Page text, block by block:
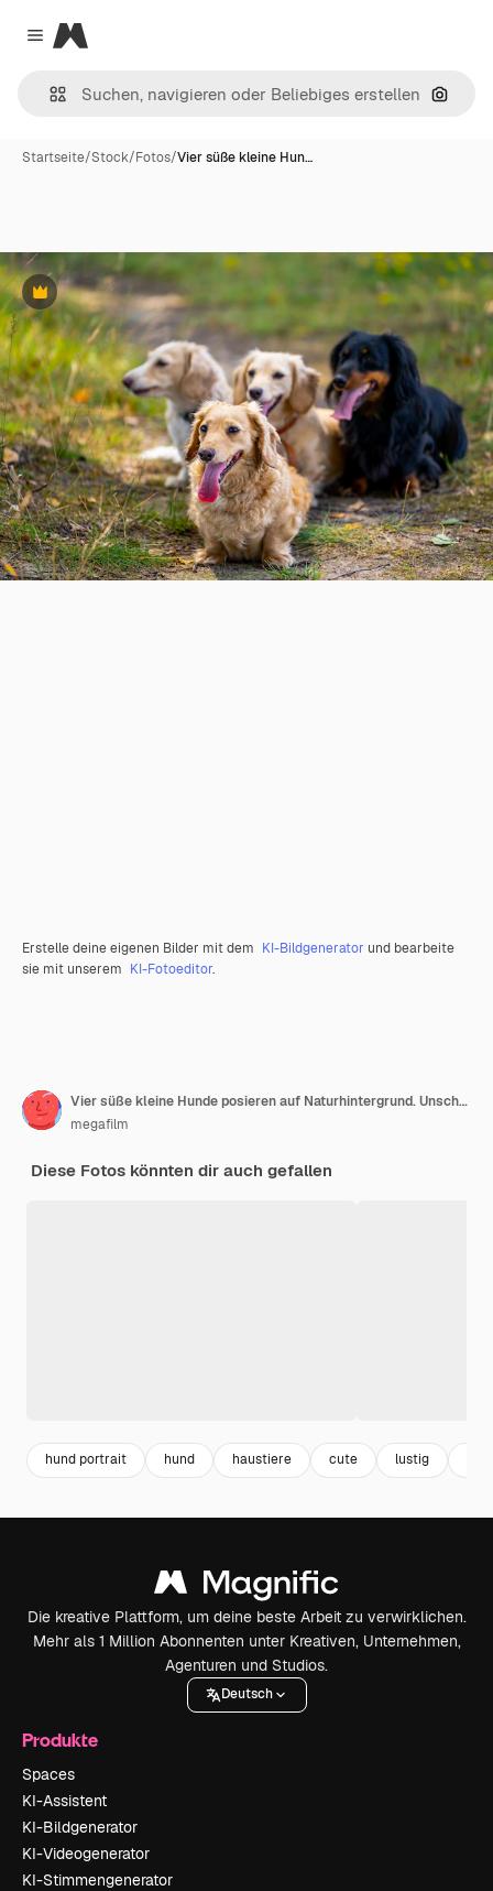
Close menu
Magnific
Nach
Startseite/Stock/Fotos/Vier süße kleine Hun…
Premium
Erstelle deine eigenen Bilder mit dem KI-Bildgenerator und bearbeite
sie mit unserem KI-Fotoeditor.
Vier süße kleine Hunde posieren auf Naturhintergrund. Unscharfer Hintergrund. Haustiere und Tiere.
megafilm
Diese Fotos könnten dir auch gefallen
hund portrait hund haustiere cute lustig
Die kreative Plattform, um deine beste Arbeit zu verwirklichen.
Mehr als 1 Million Abonnenten unter Kreativen, Unternehmen,
Agenturen und Studios.
Deutsch
Produkte
Spaces
KI-Assistent
KI-Bildgenerator
KI-Videogenerator
KI-Stimmengenerator